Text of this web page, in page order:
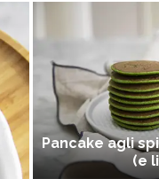
Pancake agli
(e